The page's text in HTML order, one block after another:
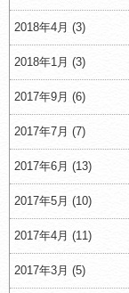
2018年4月 (3)
2018年1月 (3)
2017年9月 (6)
2017年7月 (7)
2017年6月 (13)
2017年5月 (10)
2017年4月 (11)
2017年3月 (5)